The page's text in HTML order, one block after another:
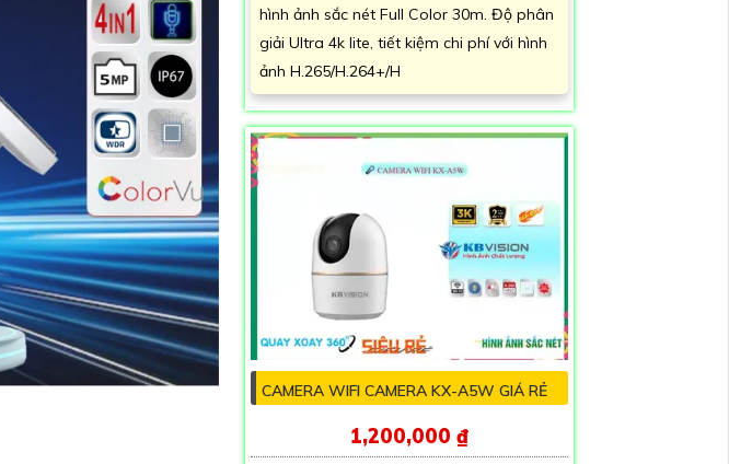
hình ảnh sắc nét Full Color 30m. Độ phân
giải Ultra 4k lite, tiết kiệm chi phí với hình
ảnh H.265/H.264+/H
CAMERA WIFI CAMERA KX-A5W GIÁ RẺ
1,200,000 ₫